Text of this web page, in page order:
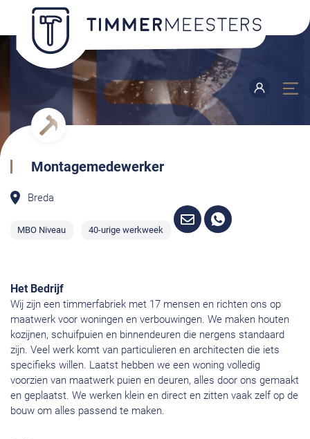
Montagemedewerker
Breda
MBO Niveau 40-urige werkweek
Het Bedrijf
Wij zijn een timmerfabriek met 17 mensen en richten ons op
maatwerk voor woningen en verbouwingen. We maken houten
kozijnen, schuifpuien en binnendeuren die nergens standaard
zijn. Veel werk komt van particulieren en architecten die iets
specifieks willen. Laatst hebben we een woning volledig
voorzien van maatwerk puien en deuren, alles door ons gemaakt
en geplaatst. We werken klein en direct en zitten vaak zelf op de
bouw om alles passend te maken.